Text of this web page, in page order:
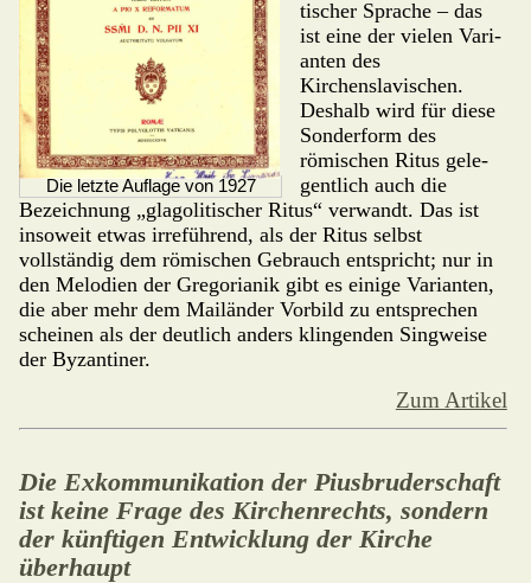
Die letzte Auflage von 1927
tischer Sprache – das
ist eine der vielen Va­ri­
an­ten des
Kirchenslavischen.
Deshalb wird für diese
Sonderform des
römischen Ritus gele­
gentlich auch die
Bezeichnung „glagolitischer Ritus“ verwandt. Das ist
inso­weit etwas irre­führend, als der Ritus selbst
vollständig dem römischen Gebrauch entspricht; nur in
den Melodien der Gregorianik gibt es einige Vari­an­ten,
die aber mehr dem Mailänder Vorbild zu entsprechen
scheinen als der deutlich anders klingenden Singweise
der Byzantiner.
Zum Artikel
Die Exkommunikation der Piusbruderschaft
ist keine Frage des Kirchenrechts, sondern
der künftigen Entwicklung der Kirche
überhaupt